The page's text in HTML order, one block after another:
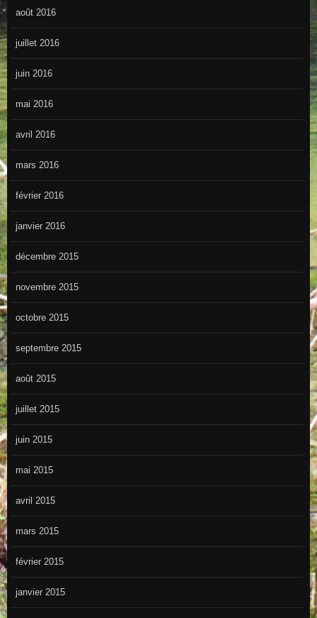
août 2016
juillet 2016
juin 2016
mai 2016
avril 2016
mars 2016
février 2016
janvier 2016
décembre 2015
novembre 2015
octobre 2015
septembre 2015
août 2015
juillet 2015
juin 2015
mai 2015
avril 2015
mars 2015
février 2015
janvier 2015